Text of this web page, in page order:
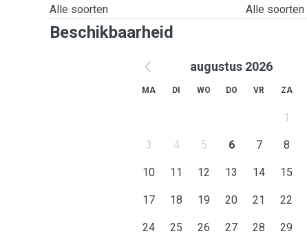
Alle soorten
Alle soorten
Beschikbaarheid
augustus 2026
MA DI WO DO VR ZA
1
3 4 5 6 7 8
10 11 12 13 14 15
17 18 19 20 21 22
24 25 26 27 28 29